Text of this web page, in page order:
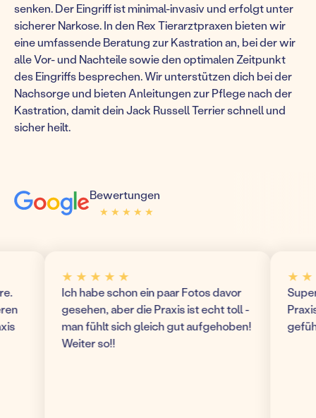
senken. Der Eingriff ist minimal-invasiv und erfolgt unter
sicherer Narkose. In den Rex Tierarztpraxen bieten wir
eine umfassende Beratung zur Kastration an, bei der wir
alle Vor- und Nachteile sowie den optimalen Zeitpunkt
des Eingriffs besprechen. Wir unterstützen dich bei der
Nachsorge und bieten Anleitungen zur Pflege nach der
Kastration, damit dein Jack Russell Terrier schnell und
sicher heilt.
Bewertungen
★ ★ ★ ★ ★
★ ★ ★ ★ ★
★ ★ ★ ★ ★
Ich habe schon ein paar Fotos davor
gesehen, aber die Praxis ist echt toll -
man fühlt sich gleich gut aufgehoben!
Weiter so!!
★ ★
Super
Praxis!
gefühlt